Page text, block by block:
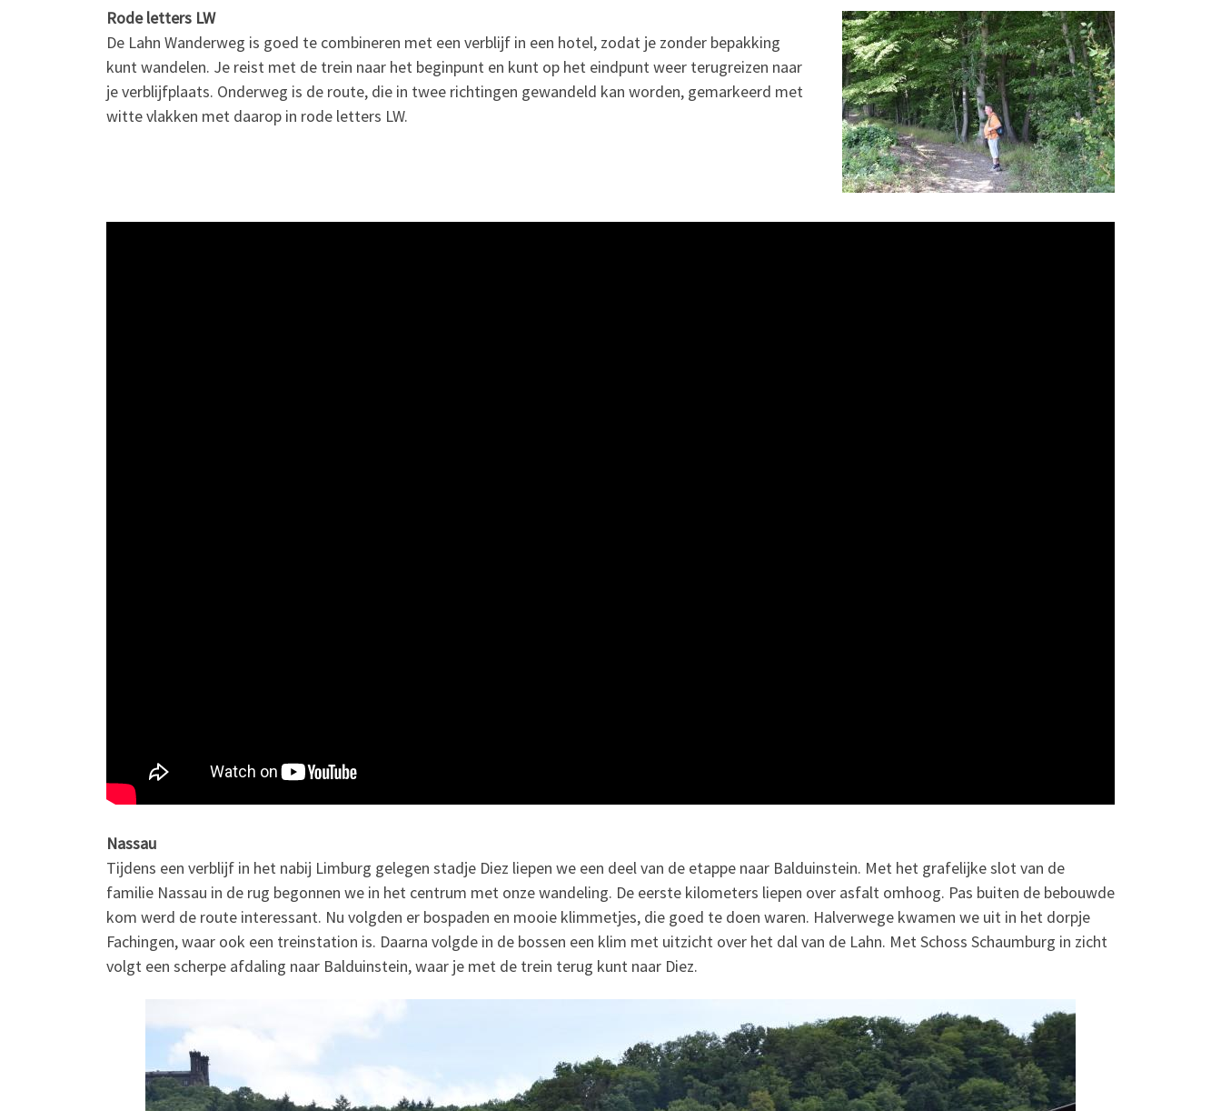
Rode letters LW
De Lahn Wanderweg is goed te combineren met een verblijf in een hotel, zodat je zonder bepakking
kunt wandelen. Je reist met de trein naar het beginpunt en kunt op het eindpunt weer terugreizen naar
je verblijfplaats. Onderweg is de route, die in twee richtingen gewandeld kan worden, gemarkeerd met
witte vlakken met daarop in rode letters LW.
Nassau
Tijdens een verblijf in het nabij Limburg gelegen stadje Diez liepen we een deel van de etappe naar Balduinstein. Met het grafelijke slot van de
familie Nassau in de rug begonnen we in het centrum met onze wandeling. De eerste kilometers liepen over asfalt omhoog. Pas buiten de bebouwde
kom werd de route interessant. Nu volgden er bospaden en mooie klimmetjes, die goed te doen waren. Halverwege kwamen we uit in het dorpje
Fachingen, waar ook een treinstation is. Daarna volgde in de bossen een klim met uitzicht over het dal van de Lahn. Met Schoss Schaumburg in zicht
volgt een scherpe afdaling naar Balduinstein, waar je met de trein terug kunt naar Diez.